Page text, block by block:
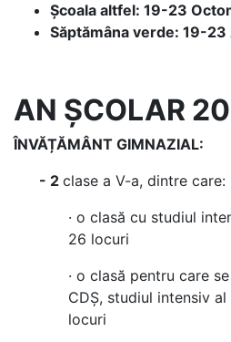
Școala altfel: 19-23
Săptămâna verde: 19-
AN ŞCOLAR
ÎNVĂȚĂMÂNT GIMNAZIAL:
- 2 clase a V-a, dintre care:
· o clasă cu studiul
26 locuri
· o clasă pentru care
CDȘ, studiul intensiv
locuri